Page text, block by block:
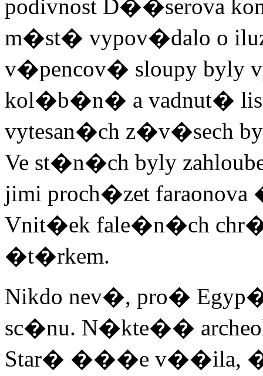
podivnost D��serova
m�st� vypov�dalo o
v�pencov� sloupy byly
kol�b�n� a vadnut�
vytesan�ch z�v�sech
Ve st�n�ch byly
jimi proch�zet
Vnit�ek fale�n�ch
�t�rkem.
Nikdo nev�, pro�
sc�nu. N�kte��
Star� ���e v��ila,